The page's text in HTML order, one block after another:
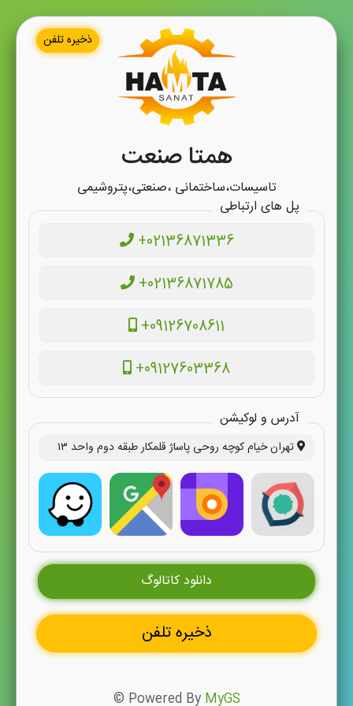
ذخیره تلفن
همتا صنعت
تاسیسات،ساختمانی ،صنعتی،پتروشیمی
پل های ارتباطی
+02136871336
+02136871785
+09126708611
+09127603368
آدرس و لوکیشن
تهران خیام کوچه روحی پاساژ قلمکار طبقه دوم واحد ۱۳
دانلود کاتالوگ
ذخیره تلفن
© Powered By MyGS